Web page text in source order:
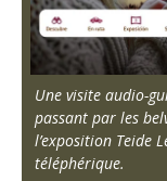
Une visite audio-
passant par les
l’exposition Teide
téléphérique.